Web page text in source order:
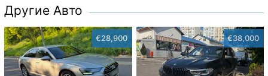
Другие Авто
€28,900 €38,000